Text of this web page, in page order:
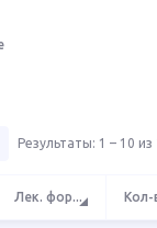
Результаты: 1 – 10 из
Лек. фор... Кол-